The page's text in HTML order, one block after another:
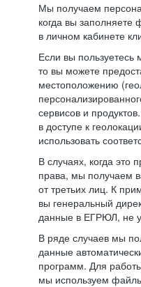
Мы получаем
когда вы
в личном кабинете
Если вы
то вы можете
местоположению
сервисов и
в доступе к
использовать
В случаях, когда
права, мы получаем
от третьих лиц. К
вы генеральный
данные в ЕГРЮЛ, не
В ряде случаев мы
данные
программ. Для
мы используем